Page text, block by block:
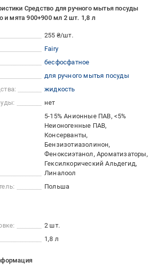
Средство для ручного мытья посуды
и мята 900+900 мл 2 шт. 1,8 л
255 ₴/шт.
Fairy
бесфосфатное
для ручного мытья посуды
жидкость
нет
5-15% Анионные ПАВ, <5%
Неионогенные ПАВ,
Консерванты,
Бензизотиазолинон,
Феноксиэтанол, Ароматизаторы,
Гексилкорический Альдегид,
Линалоол
Польша
2 шт.
1,8 л